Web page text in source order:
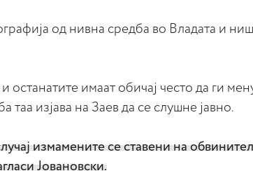
од нивна средба во Владата и
останатите имаат обичај често да ги
таа изјава на Заев да се слушне јавно.
измамените се ставени на
Јовановски.